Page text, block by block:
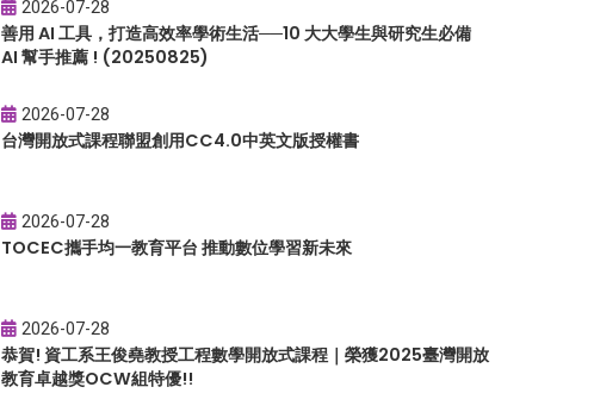
2026-07-28
善用 AI 工具，打造高效率學術生活──10 大大學生與研究生必備
AI 幫手推薦 ! (20250825)
2026-07-28
台灣開放式課程聯盟創用CC4.0中英文版授權書
2026-07-28
TOCEC攜手均一教育平台 推動數位學習新未來
2026-07-28
恭賀! 資工系王俊堯教授工程數學開放式課程｜榮獲2025臺灣開放
教育卓越獎OCW組特優!!